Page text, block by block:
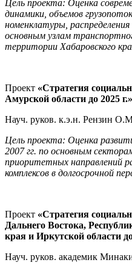
Цель проекта: Оценка
динамики, объемов
номенклатуры,
основным узлам
территории Хабаровского
Проект «Стратегия
Амурской области до 2025 г.»
Науч. руков. к.э.н. Рензин
Цель проекта: Оценка
2007 гг. по основным
приоритетных направлений
комплексов в долгосрочной
Проект «Стратегия
Дальнего Востока,
края и Иркутской области
Науч. руков. академик